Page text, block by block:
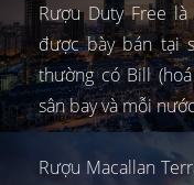
Rượu Duty Free
được bày bán tại
thường có Bill
sân bay và mỗi
Rượu Macallan